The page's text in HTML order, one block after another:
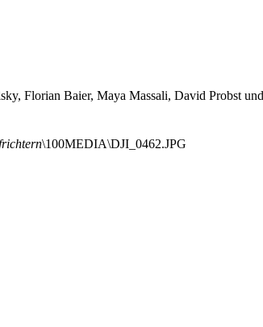
Florian Baier, Maya Massali, David Probst
\100MEDIA\DJI_0462.JPG